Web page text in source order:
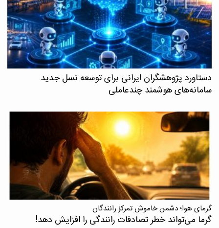
دستاورد پژوهشگران ایرانی برای توسعه نسل جدید
سامانه‌های هوشمند چندعاملی
گرمای هوا؛ دشمن خاموش تمرکز رانندگان
گرما می‌تواند خطر تصادفات رانندگی را افزایش دهد!